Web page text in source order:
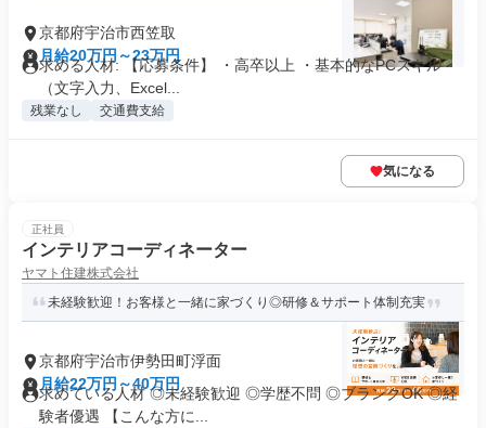
京都府宇治市西笠取
月給20万円～23万円
求める人材: 【応募条件】 ・高卒以上 ・基本的なPCスキル
（文字入力、Excel...
残業なし 交通費支給
気になる
正社員
インテリアコーディネーター
ヤマト住建株式会社
未経験歓迎！お客様と一緒に家づくり◎研修＆サポート体制充実
京都府宇治市伊勢田町浮面
月給22万円～40万円
求めている人材 ◎未経験歓迎 ◎学歴不問 ◎ブランクOK ◎経
験者優遇 【こんな方に...